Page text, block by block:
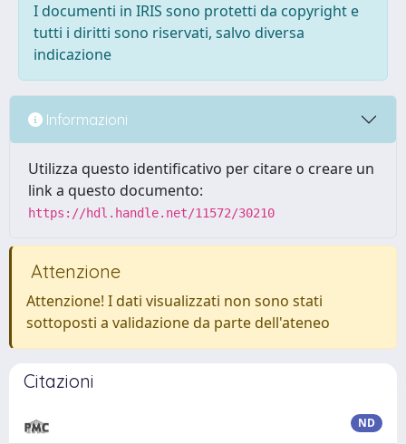
I documenti in IRIS sono protetti da copyright e
tutti i diritti sono riservati, salvo diversa
indicazione
Informazioni
Utilizza questo identificativo per citare o creare un
link a questo documento:
https://hdl.handle.net/11572/30210
Attenzione
Attenzione! I dati visualizzati non sono stati
sottoposti a validazione da parte dell'ateneo
Citazioni
ND